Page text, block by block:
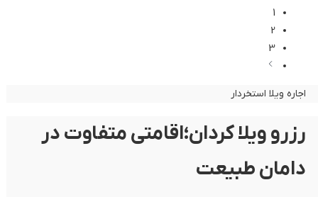
1
2
3
اجاره ویلا استخردار
رزرو ویلا کردان؛اقامتی متفاوت در
دامان طبیعت